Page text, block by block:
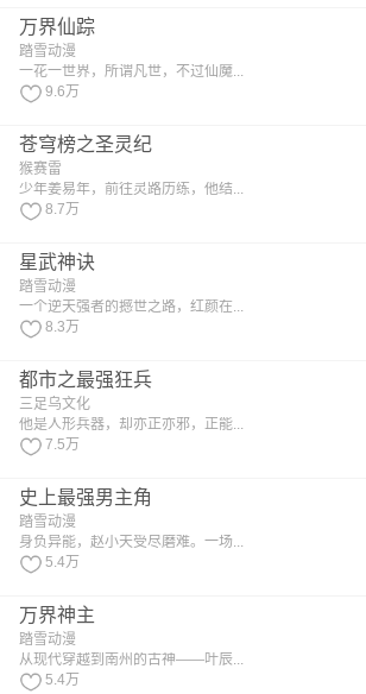
万界仙踪
踏雪动漫
一花一世界，所谓凡世，不过仙魔...
9.6万
苍穹榜之圣灵纪
猴赛雷
少年姜易年，前往灵路历练，他结...
8.7万
星武神诀
踏雪动漫
一个逆天强者的撼世之路，红颜在...
8.3万
都市之最强狂兵
三足乌文化
他是人形兵器，却亦正亦邪，正能...
7.5万
史上最强男主角
踏雪动漫
身负异能，赵小天受尽磨难。一场...
5.4万
万界神主
踏雪动漫
从现代穿越到南州的古神——叶辰...
5.4万